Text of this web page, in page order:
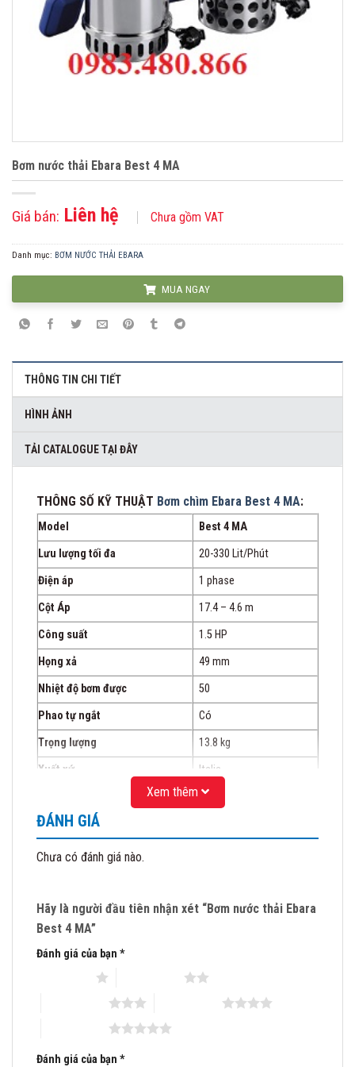
Bơm nước thải Ebara Best 4 MA
Giá bán: Liên hệ Chưa gồm VAT
Danh mục: BƠM NƯỚC THẢI EBARA
MUA NGAY
THÔNG TIN CHI TIẾT
HÌNH ẢNH
TẢI CATALOGUE TẠI ĐÂY
THÔNG SỐ KỸ THUẬT Bơm chìm Ebara Best 4 MA:
Model
Best 4 MA
Lưu lượng tối đa
20-330 Lit/Phút
Điện áp
1 phase
Cột Áp
17.4 – 4.6 m
Công suất
1.5 HP
Họng xả
49 mm
Nhiệt độ bơm được
50
Phao tự ngắt
Có
Trọng lượng
13.8 kg
Xuất xứ
Italia
12 tháng
SƠ ĐỒ LƯU LƯỢNG:
Xem thêm
ĐÁNH GIÁ
Chưa có đánh giá nào.
Hãy là người đầu tiên nhận xét “Bơm nước thải Ebara
Best 4 MA”
Đánh giá của bạn *
Đánh giá của bạn *